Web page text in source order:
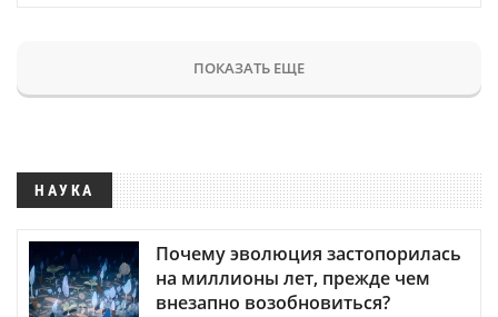
ПОКАЗАТЬ ЕЩЕ
НАУКА
Почему эволюция застопорилась
на миллионы лет, прежде чем
внезапно возобновиться?